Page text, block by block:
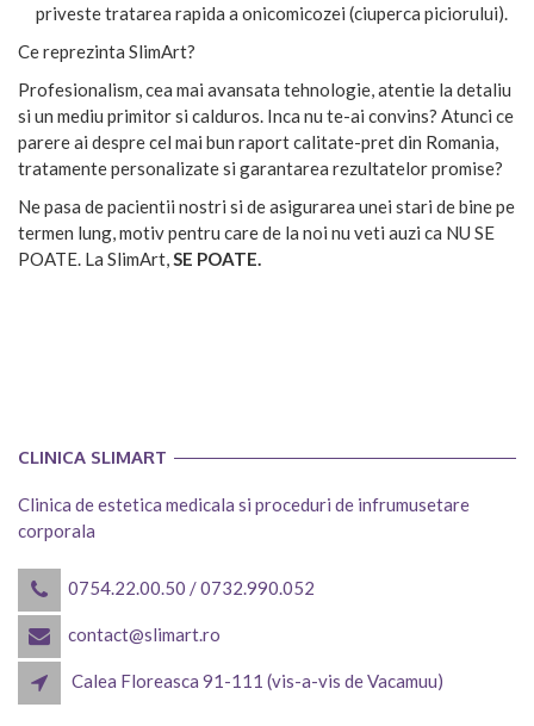
priveste tratarea rapida a onicomicozei (ciuperca piciorului).
Ce reprezinta SlimArt?
Profesionalism, cea mai avansata tehnologie, atentie la detaliu
si un mediu primitor si calduros. Inca nu te-ai convins? Atunci ce
parere ai despre cel mai bun raport calitate-pret din Romania,
tratamente personalizate si garantarea rezultatelor promise?
Ne pasa de pacientii nostri si de asigurarea unei stari de bine pe
termen lung, motiv pentru care de la noi nu veti auzi ca NU SE
POATE. La SlimArt,SE POATE.
CLINICA SLIMART
Clinica de estetica medicala si proceduri de infrumusetare
corporala
0754.22.00.50 /0732.990.052
contact@slimart.ro
Calea Floreasca 91-111 (vis-a-vis de Vacamuu)